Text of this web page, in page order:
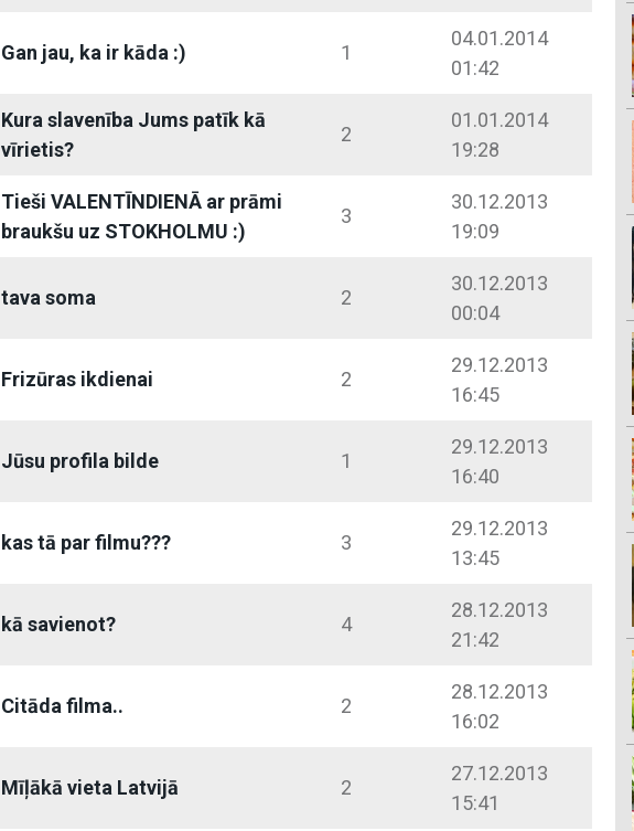
Gan jau, ka ir kāda :) 1
04.01.2014
01:42
Kura slavenība Jums patīk kā
vīrietis?
2
01.01.2014
19:28
Tieši VALENTĪNDIENĀ ar prāmi
braukšu uz STOKHOLMU :)
3
30.12.2013
19:09
tava soma 2
30.12.2013
00:04
Frizūras ikdienai 2
29.12.2013
16:45
Jūsu profila bilde 1
29.12.2013
16:40
kas tā par filmu??? 3
29.12.2013
13:45
kā savienot? 4
28.12.2013
21:42
Citāda filma.. 2
28.12.2013
16:02
Mīļākā vieta Latvijā 2
27.12.2013
15:41